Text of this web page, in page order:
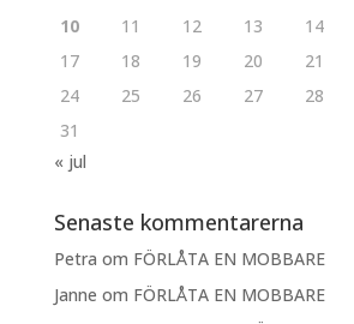
10
11 12 13 14
17
18 19 20 21
24
25 26 27 28
31
« jul
Senaste kommentarerna
Petra om FÖRLÅTA EN MOBBARE
Janne om FÖRLÅTA EN MOBBARE